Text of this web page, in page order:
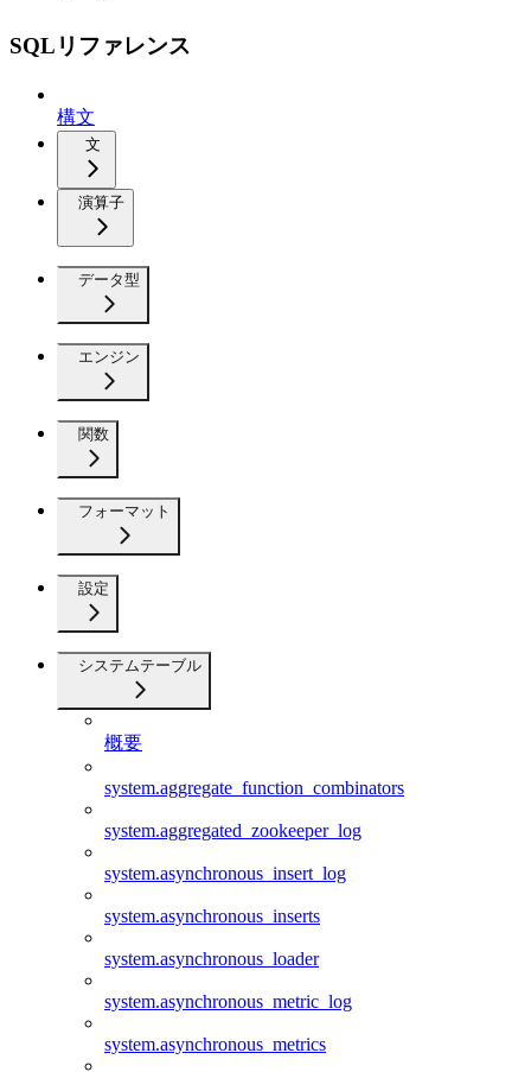
SQLリファレンス
構文
文
演算子
データ型
エンジン
関数
フォーマット
設定
システムテーブル
概要
system.aggregate_function_combinators
system.aggregated_zookeeper_log
system.asynchronous_insert_log
system.asynchronous_inserts
system.asynchronous_loader
system.asynchronous_metric_log
system.asynchronous_metrics